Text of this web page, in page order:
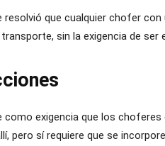
resolvió que cualquier chofer
sin la exigencia de ser
como exigencia que los
pero sí requiere que se